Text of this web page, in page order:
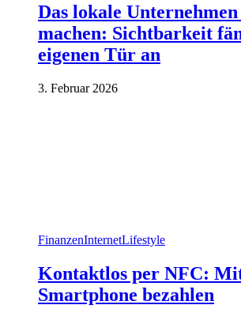
Das lokale
machen: Sichtbarkeit
eigenen Tür an
3. Februar 2026
FinanzenInternetLifestyle
Kontaktlos per NFC:
Smartphone bezahlen